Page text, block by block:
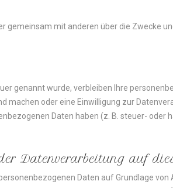
mit anderen über die Zwecke
genannt wurde, verbleiben Ihre
machen oder eine Einwilligung zur
Daten haben (z. B. steuer-
Datenverarbeitung auf
Daten auf Grundlage von